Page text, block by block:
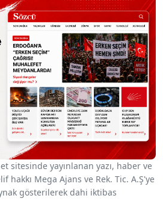
sitesinde yayınlanan yazı, haber ve
hakkı Mega Ajans ve Rek. Tic. A.Ş'ye
gösterilerek dahi iktibas